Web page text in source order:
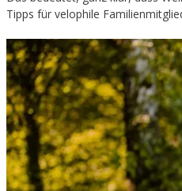
Tipps für velophile